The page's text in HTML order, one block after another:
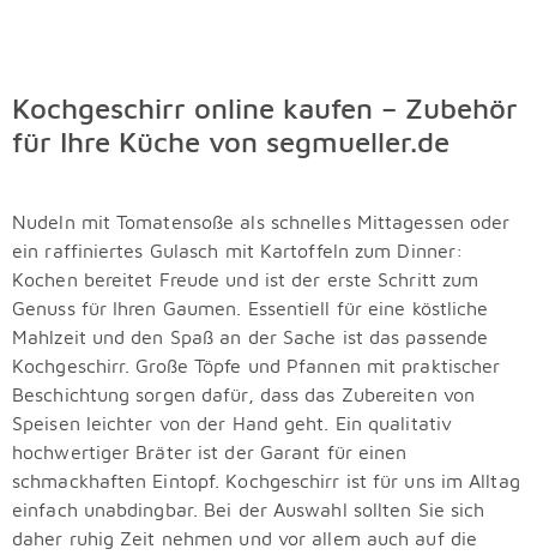
Kochgeschirr online kaufen – Zubehör
für Ihre Küche von segmueller.de
Nudeln mit Tomatensoße als schnelles Mittagessen oder
ein raffiniertes Gulasch mit Kartoffeln zum Dinner:
Kochen bereitet Freude und ist der erste Schritt zum
Genuss für Ihren Gaumen. Essentiell für eine köstliche
Mahlzeit und den Spaß an der Sache ist das passende
Kochgeschirr. Große Töpfe und Pfannen mit praktischer
Beschichtung sorgen dafür, dass das Zubereiten von
Speisen leichter von der Hand geht. Ein qualitativ
hochwertiger Bräter ist der Garant für einen
schmackhaften Eintopf. Kochgeschirr ist für uns im Alltag
einfach unabdingbar. Bei der Auswahl sollten Sie sich
daher ruhig Zeit nehmen und vor allem auch auf die